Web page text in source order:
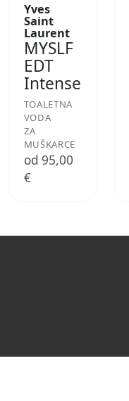
Yves
Saint
Laurent
MYSLF
EDT
Intense
TOALETNA
VODA
ZA
MUŠKARCE
od 95,00
€